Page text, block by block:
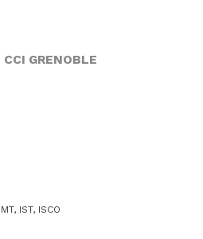
CCI GRENOBLE
IST, ISCO